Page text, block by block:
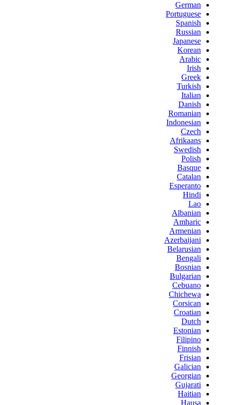
German
Portuguese
Spanish
Russian
Japanese
Korean
Arabic
Irish
Greek
Turkish
Italian
Danish
Romanian
Indonesian
Czech
Afrikaans
Swedish
Polish
Basque
Catalan
Esperanto
Hindi
Lao
Albanian
Amharic
Armenian
Azerbaijani
Belarusian
Bengali
Bosnian
Bulgarian
Cebuano
Chichewa
Corsican
Croatian
Dutch
Estonian
Filipino
Finnish
Frisian
Galician
Georgian
Gujarati
Haitian
Hausa